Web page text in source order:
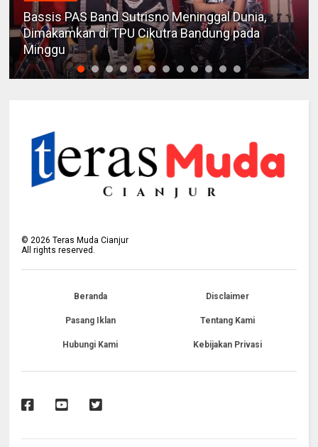
Bassis PAS Band Sutrisno Meninggal Dunia,
Dimakamkan di TPU Cikutra Bandung pada
Minggu
©2026 Teras Muda Cianjur
All rights reserved.
Beranda Disclaimer
Pasang Iklan Tentang Kami
Hubungi Kami Kebijakan Privasi